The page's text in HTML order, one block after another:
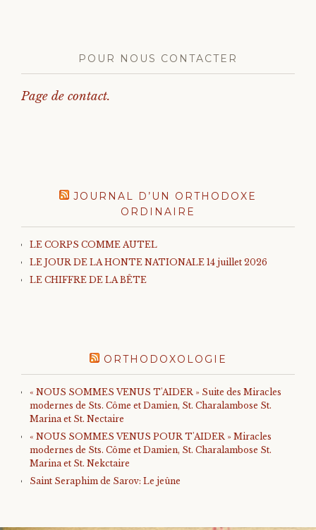
POUR NOUS CONTACTER
Page de contact.
JOURNAL D’UN ORTHODOXE
ORDINAIRE
LE CORPS COMME AUTEL
LE JOUR DE LA HONTE NATIONALE 14 juillet 2026
LE CHIFFRE DE LA BÊTE
ORTHODOXOLOGIE
« NOUS SOMMES VENUS T'AIDER » Suite des Miracles
modernes de Sts. Côme et Damien, St. Charalambose St.
Marina et St. Nectaire
« NOUS SOMMES VENUS POUR T'AIDER » Miracles
modernes de Sts. Côme et Damien, St. Charalambose St.
Marina et St. Nekctaire
Saint Seraphim de Sarov: Le jeûne